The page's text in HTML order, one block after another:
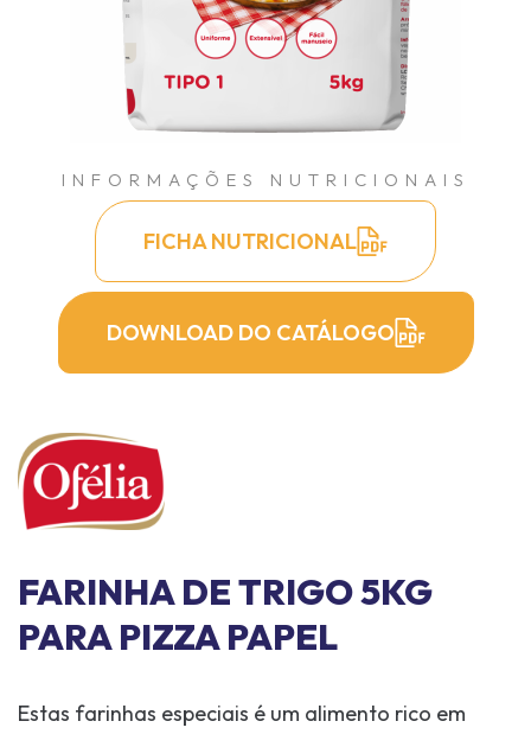
INFORMAÇÕES NUTRICIONAIS
FICHA NUTRICIONAL
DOWNLOAD DO CATÁLOGO
FARINHA DE TRIGO 5KG
PARA PIZZA PAPEL
Estas farinhas especiais é um alimento rico em